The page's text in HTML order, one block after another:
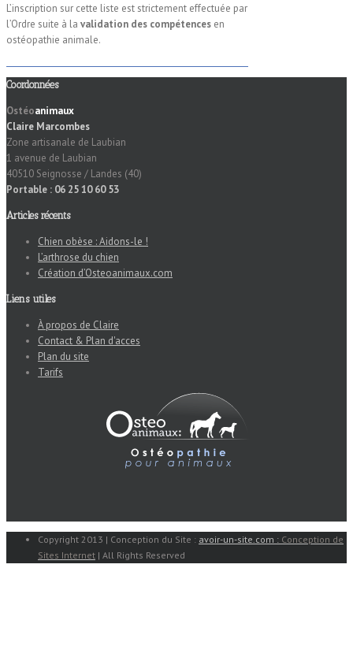
L’inscription sur cette liste est strictement effectuée par
l’Ordre suite à la validation des compétences en
ostéopathie animale.
Coordonnées
Ostéoanimaux
Claire Marcombes
Zone artisanale de Laubian
1 avenue de Laubian
40510 Seignosse / Landes (40)
Portable : 06 25 10 60 53
Articles récents
Chien obèse : Aidons-le !
L’arthrose du chien
Création d’Osteoanimaux.com
Liens utiles
À propos de Claire
Contact & Plan d'acces
Plan du site
Tarifs
Copyright 2013 | Conception du Site : avoir-un-site.com : Conception de
Sites Internet | All Rights Reserved